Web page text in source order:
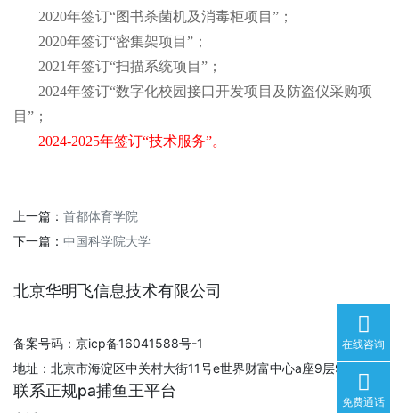
2020年签订“图书杀菌机及消毒柜项目”；
2020年签订“密集架项目”；
2021年签订“扫描系统项目”；
2024年签订“数字化校园接口开发项目及防盗仪采购项
目”；
2024-2025年签订“技术服务”。
上一篇： 首都体育学院
下一篇： 中国科学院大学
北京华明飞信息技术有限公司
备案号码：京icp备16041588号-1
地址：北京市海淀区中关村大街11号e世界财富中心a座9层930室
联系正规pa捕鱼王平台
在线咨询
免费通话